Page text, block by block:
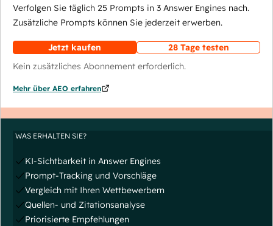
Verfolgen Sie täglich 25 Prompts in 3 Answer Engines nach.
Zusätzliche Prompts können Sie jederzeit erwerben.
Jetzt kaufen
28 Tage testen
Kein zusätzliches Abonnement erforderlich.
Mehr über AEO erfahren
WAS ERHALTEN SIE?
KI-Sichtbarkeit in Answer Engines
Prompt-Tracking und Vorschläge
Vergleich mit Ihren Wettbewerbern
Quellen- und Zitationsanalyse
Priorisierte Empfehlungen